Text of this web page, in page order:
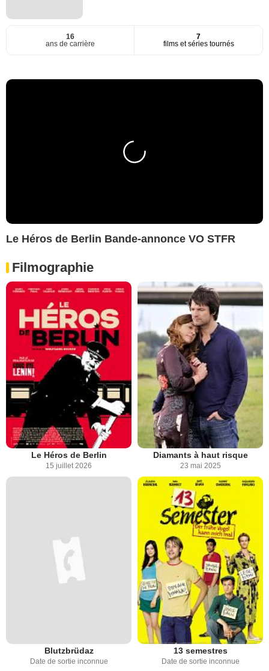
16
ans de carrière
7
films et séries tournés
Le Héros de Berlin Bande-annonce VO STFR
Filmographie
Le Héros de Berlin
15 juillet 2026
Diamants à haut risque
23 mai 2025
Blutzbrüdaz
Date de sortie inconnue
13 semestres
Date de sortie inconnue